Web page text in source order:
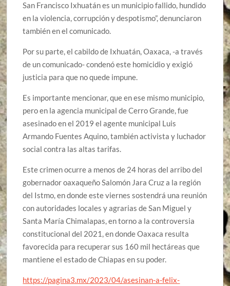
San Francisco Ixhuatán es un municipio fallido, hundido
en la violencia, corrupción y despotismo”, denunciaron
también en el comunicado.
Por su parte, el cabildo de Ixhuatán, Oaxaca, -a través
de un comunicado- condenó este homicidio y exigió
justicia para que no quede impune.
Es importante mencionar, que en ese mismo municipio,
pero en la agencia municipal de Cerro Grande, fue
asesinado en el 2019 el agente municipal Luis
Armando Fuentes Aquino, también activista y luchador
social contra las altas tarifas.
Este crimen ocurre a menos de 24 horas del arribo del
gobernador oaxaqueño Salomón Jara Cruz a la región
del Istmo, en donde este viernes sostendrá una reunión
con autoridades locales y agrarias de San Miguel y
Santa María Chimalapas, en torno a la controversia
constitucional del 2021, en donde Oaxaca resulta
favorecida para recuperar sus 160 mil hectáreas que
mantiene el estado de Chiapas en su poder.
https://pagina3.mx/2023/04/asesinan-a-felix-